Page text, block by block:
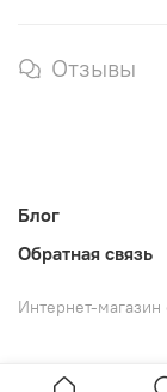
Отзывы
Блог
Обратная связь
Интернет-